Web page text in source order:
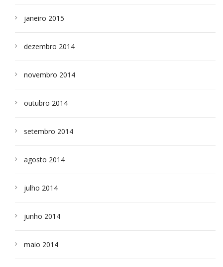
janeiro 2015
dezembro 2014
novembro 2014
outubro 2014
setembro 2014
agosto 2014
julho 2014
junho 2014
maio 2014